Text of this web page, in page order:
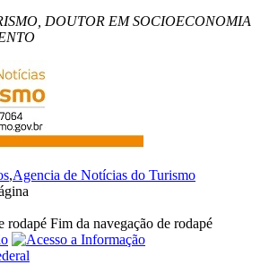
DOUTOR EM SOCIOECONOMIA
,Agencia de Notícias do Turismo
rodapé Fim da navegação de rodapé